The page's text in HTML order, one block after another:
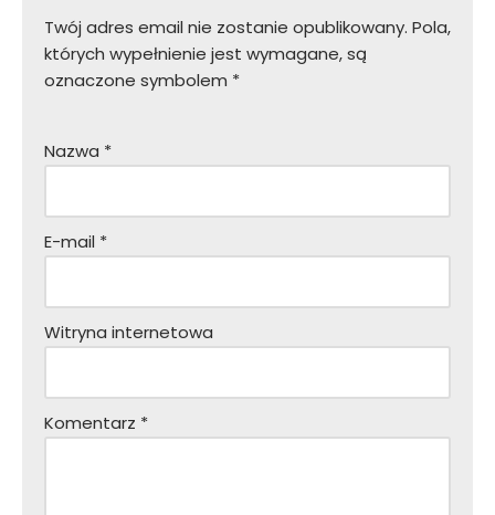
Twój adres email nie zostanie opublikowany. Pola,
których wypełnienie jest wymagane, są
oznaczone symbolem *
Nazwa *
E-mail *
Witryna internetowa
Komentarz *